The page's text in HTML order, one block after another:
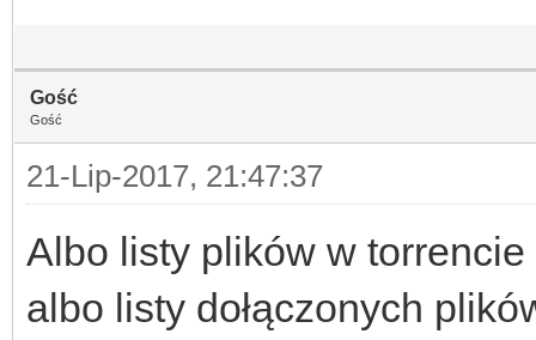
Gość
Gość
21-Lip-2017, 21:47:37
Albo listy plików w
albo listy dołączonych